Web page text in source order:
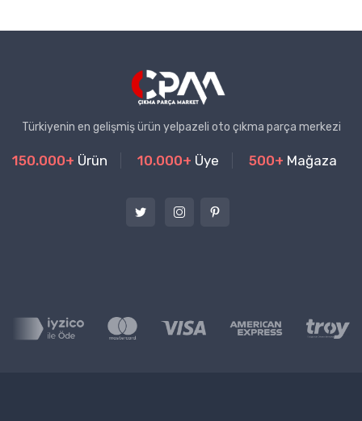
Türkiyenin en gelişmiş ürün yelpazeli oto çıkma parça merkezi
150.000+ Ürün 10.000+ Üye 500+ Mağaza